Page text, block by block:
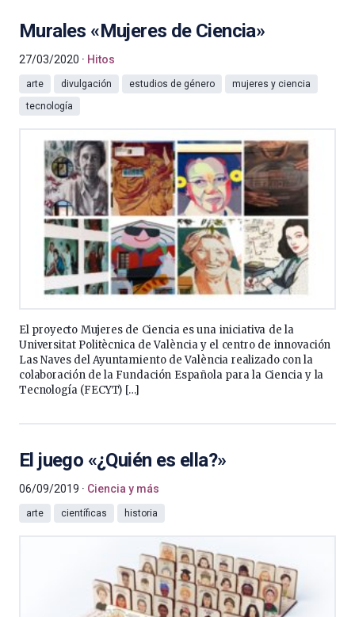
Murales «Mujeres de Ciencia»
27/03/2020 Hitos
arte divulgación estudios de género
mujeres y ciencia
tecnología
El proyecto Mujeres de Ciencia es una iniciativa de la
Universitat Politècnica de València y el centro de innovación
Las Naves del Ayuntamiento de València realizado con la
colaboración de la Fundación Española para la Ciencia y la
Tecnología (FECYT) […]
El juego «¿Quién es ella?»
06/09/2019 Ciencia y más
arte científicas historia